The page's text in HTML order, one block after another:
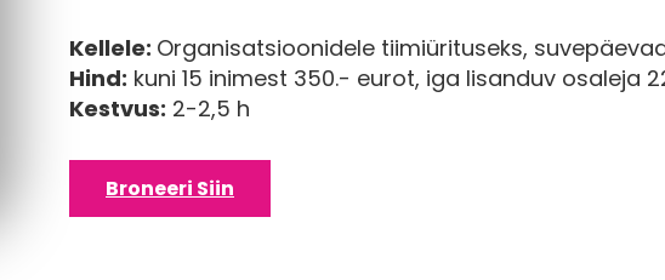
Kellele: Organisatsioonidele tiimiürituseks,
Hind: kuni 15 inimest 350.- eurot, iga lisanduv osaleja
Kestvus: 2-2,5 h
Broneeri Siin